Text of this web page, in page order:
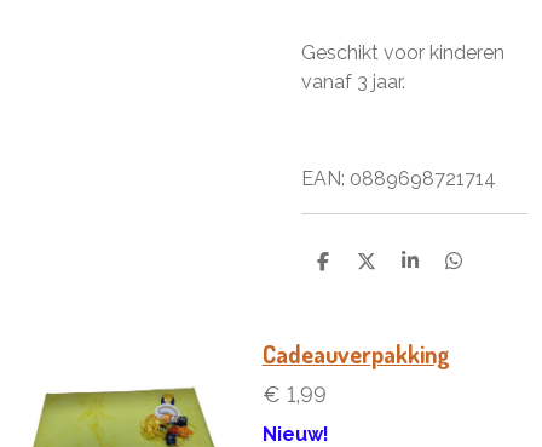
Geschikt voor kinderen
vanaf 3 jaar.
EAN: 0889698721714
D
D
S
e
D
Cadeauverpakking
€ 1,99
Nieuw!